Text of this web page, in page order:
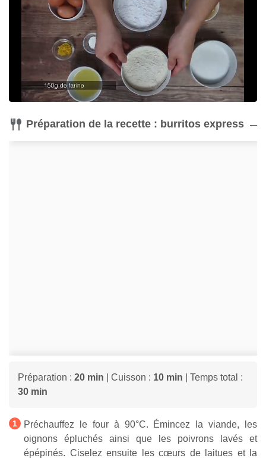
Préparation de la recette : burritos express
Préparation : 20 min | Cuisson : 10 min | Temps total :
30 min
Préchauffez le four à 90°C. Émincez la viande, les
oignons épluchés ainsi que les poivrons lavés et
épépinés. Ciselez ensuite les cœurs de laitues et la